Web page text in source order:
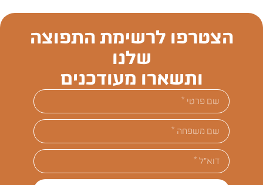
הצטרפו לרשימת התפוצה
שלנו
ותשארו מעודכנים